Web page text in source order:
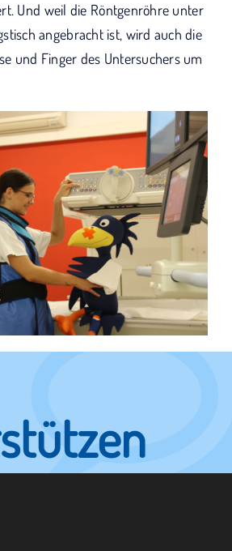
Und weil die Röntgenröhre unter
angebracht ist, wird auch die
und Finger des Untersuchers um